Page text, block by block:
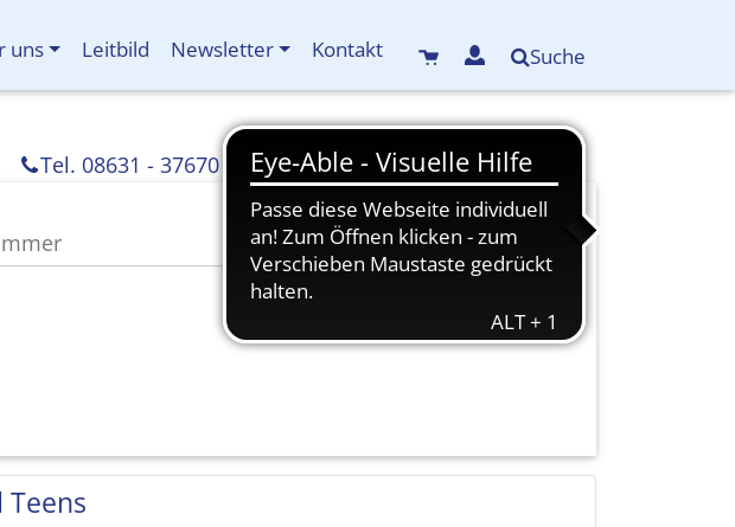
uns Leitbild Newsletter Kontakt Suche
info(at)kreisbildungswerk-mdf.de
Tel. 08631 - 37670